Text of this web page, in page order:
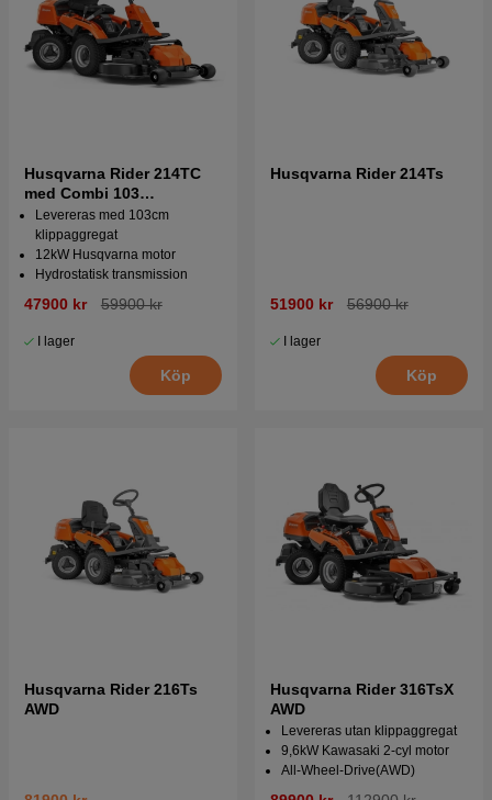
Husqvarna Rider 214TC
med Combi 103
klippaggregat
Levereras med 103cm
klippaggregat
12kW Husqvarna motor
Hydrostatisk transmission
47900 kr 59900 kr
I lager
Köp
Husqvarna Rider 214Ts
51900 kr 56900 kr
I lager
Köp
Husqvarna Rider 216Ts
AWD
Husqvarna Rider 316TsX
AWD
Levereras utan klippaggregat
9,6kW Kawasaki 2-cyl motor
All-Wheel-Drive(AWD)